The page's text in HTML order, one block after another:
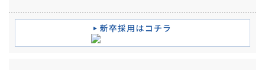
新卒採用はコチラ